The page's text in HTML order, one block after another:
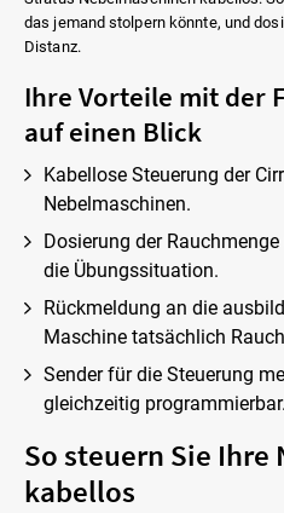
das jemand stolpern könnte, und
Distanz.
Ihre Vorteile mit der
auf einen Blick
Kabellose Steuerung der
Nebelmaschinen.
Dosierung der
die Übungssituation.
Rückmeldung an die
Maschine tatsächlich
Sender für die Steuerung
gleichzeitig programmierbar.
So steuern Sie Ihre
kabellos